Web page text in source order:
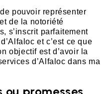
pouvoir représenter
de la notoriété
s’inscrit parfaitement
et c’est ce que
objectif est d’avoir la
d’Alfaloc dans ma